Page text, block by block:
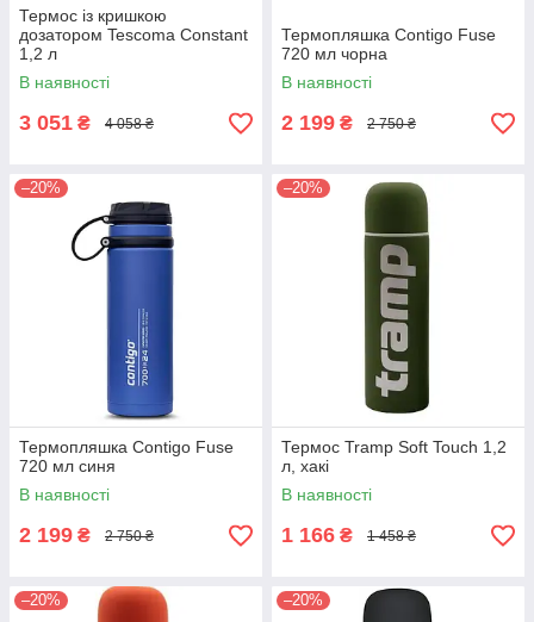
Термос із кришкою
дозатором Tescoma Constant
1,2 л
В наявності
3 051 ₴ 4 058 ₴
Термопляшка Contigo Fuse
720 мл чорна
В наявності
2 199 ₴ 2 750 ₴
–20%
Термопляшка Contigo Fuse
720 мл синя
В наявності
2 199 ₴ 2 750 ₴
–20%
Термос Tramp Soft Touch 1,2
л, хакі
В наявності
1 166 ₴ 1 458 ₴
–20% –20%